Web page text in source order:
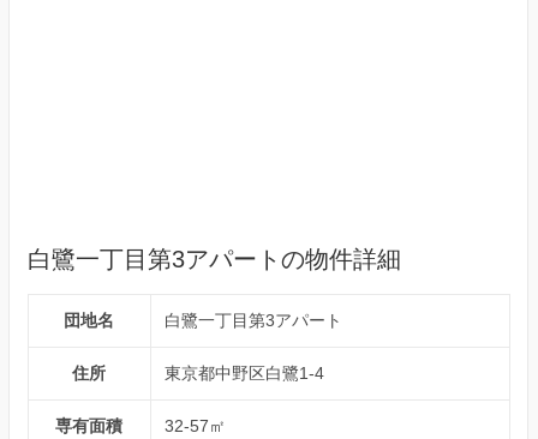
白鷺一丁目第3アパートの物件詳細
団地名 白鷺一丁目第3アパート
住所 東京都中野区白鷺1-4
専有面積
32-57㎡